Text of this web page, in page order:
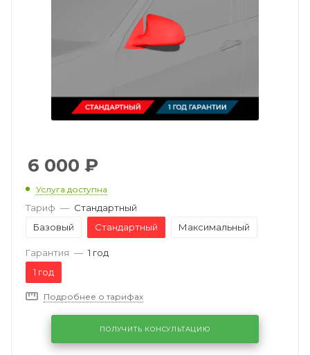
6 000 ₽
Услуга доступна
Тариф — Стандартный
Базовый
Стандартный Максимальный
Гарантия — 1 год
1 год
Подробнее о тарифах
ПОЛУЧИТЬ КОНСУЛЬТАЦИЮ